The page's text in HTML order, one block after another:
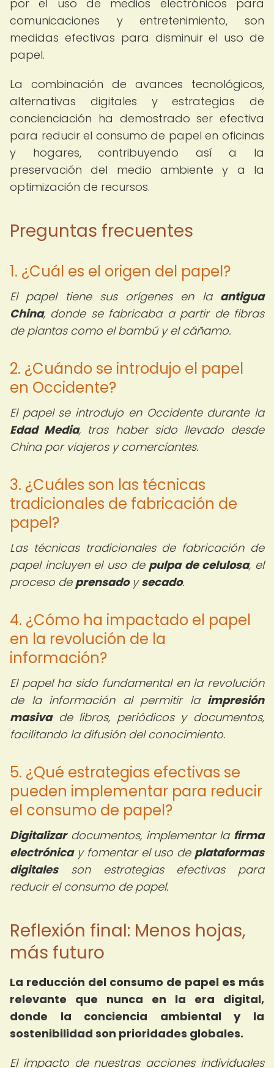
por el uso de medios electrónicos para
comunicaciones y entretenimiento, son
medidas efectivas para disminuir el uso de
papel.
La combinación de avances tecnológicos,
alternativas digitales y estrategias de
concienciación ha demostrado ser efectiva
para reducir el consumo de papel en oficinas
y hogares, contribuyendo así a la
preservación del medio ambiente y a la
optimización de recursos.
Preguntas frecuentes
1. ¿Cuál es el origen del papel?
El papel tiene sus orígenes en la antigua
China, donde se fabricaba a partir de fibras
de plantas como el bambú y el cáñamo.
2. ¿Cuándo se introdujo el papel
en Occidente?
El papel se introdujo en Occidente durante la
Edad Media, tras haber sido llevado desde
China por viajeros y comerciantes.
3. ¿Cuáles son las técnicas
tradicionales de fabricación de
papel?
Las técnicas tradicionales de fabricación de
papel incluyen el uso de pulpa de celulosa, el
proceso de prensadoysecado.
4. ¿Cómo ha impactado el papel
en la revolución de la
información?
El papel ha sido fundamental en la revolución
de la información al permitir la impresión
masivade libros, periódicos y documentos,
facilitando la difusión del conocimiento.
5. ¿Qué estrategias efectivas se
pueden implementar para reducir
el consumo de papel?
Digitalizardocumentos, implementar la firma
electrónicay fomentar el uso de plataformas
digitalesson estrategias efectivas para
reducir el consumo de papel.
Reflexión final: Menos hojas,
más futuro
La reducción del consumo de papel es más
relevante que nunca en la era digital,
donde la conciencia ambiental y la
sostenibilidad son prioridades globales.
El impacto de nuestras acciones individuales